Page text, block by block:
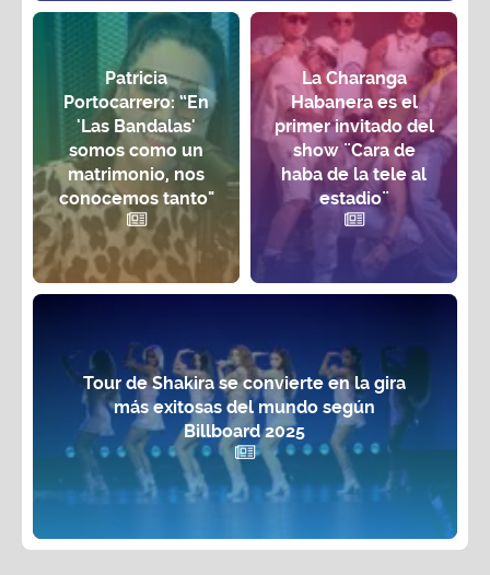
Patricia
Portocarrero: “En
'Las Bandalas'
somos como un
matrimonio, nos
conocemos tanto"
La Charanga
Habanera es el
primer invitado del
show ¨Cara de
haba de la tele al
estadio¨
Tour de Shakira se convierte en la gira
más exitosas del mundo según
Billboard 2025